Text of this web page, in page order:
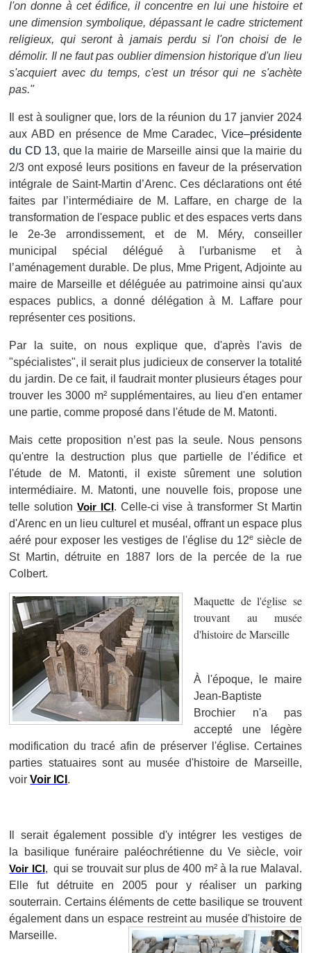
l'on donne à cet édifice, il concentre en lui une histoire et
une dimension symbolique, dépassant le cadre strictement
religieux, qui seront à jamais perdu si l'on choisi de le
démolir. Il ne faut pas oublier dimension historique d'un lieu
s'acquiert avec du temps, c'est un trésor qui ne s'achète
pas."
Il est à souligner que, lors de la réunion du 17 janvier 2024
aux ABD en présence de Mme Caradec, Vice–présidente
du CD 13, que la mairie de Marseille ainsi que la mairie du
2/3 ont exposé leurs positions en faveur de la préservation
intégrale de Saint-Martin d’Arenc. Ces déclarations ont été
faites par l’intermédiaire de M. Laffare, en charge de la
transformation de l'espace public et des espaces verts dans
le 2e-3e arrondissement, et de M. Méry, conseiller
municipal spécial délégué à l'urbanisme et à
l’aménagement durable. De plus, Mme Prigent, Adjointe au
maire de Marseille et déléguée au patrimoine ainsi qu'aux
espaces publics, a donné délégation à M. Laffare pour
représenter ces positions.
Par la suite, on nous explique que, d'après l'avis de
"spécialistes", il serait plus judicieux de conserver la totalité
du jardin. De ce fait, il faudrait monter plusieurs étages pour
trouver les 3000 m² supplémentaires, au lieu d'en entamer
une partie, comme proposé dans l'étude de M. Matonti.
Mais cette proposition n’est pas la seule. Nous pensons
qu'entre la destruction plus que partielle de l’édifice et
l'étude de M. Matonti, il existe sûrement une solution
intermédiaire. M. Matonti, une nouvelle fois, propose une
telle solutionVoir ICI. Celle-ci vise à transformer St Martin
d'Arenc en un lieu culturel et muséal, offrant un espace plus
aéré pour exposer les vestiges de l'église du 12esiècle de
St Martin, détruite en 1887 lors de la percée de la rue
Colbert.
Maquette de l'église se
trouvant au musée
d'histoire de Marseille
À l'époque, le maire
Jean-Baptiste
Brochier n'a pas
accepté une légère
modification du tracé afin de préserver l'église. Certaines
parties statuaires sont au musée d'histoire de Marseille,
voirVoir ICI .
Il serait également possible d'y intégrer les vestiges de
la basilique funéraire paléochrétienne du Ve siècle, voir
Voir ICI, qui se trouvait sur plus de 400 m² à la rue Malaval.
Elle fut détruite en 2005 pour y réaliser un parking
souterrain. Certains éléments de cette basilique se trouvent
également dans un espace restreint au musée d'histoire de
Marseille.